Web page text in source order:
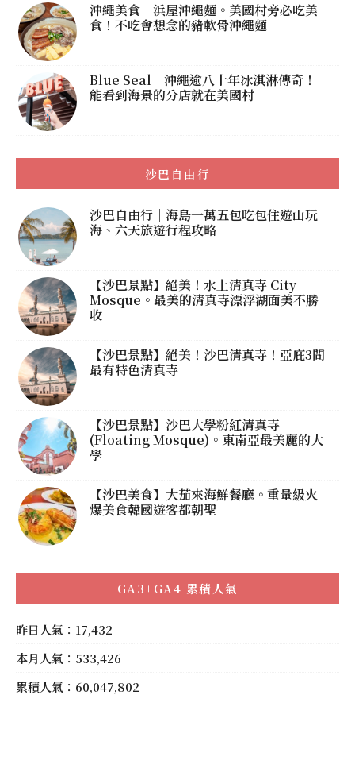
沖繩美食｜浜屋沖繩麵。美國村旁必吃美
食！不吃會想念的豬軟骨沖繩麵
Blue Seal｜沖繩逾八十年冰淇淋傳奇！
能看到海景的分店就在美國村
沙巴自由行
沙巴自由行｜海島一萬五包吃包住遊山玩
海、六天旅遊行程攻略
【沙巴景點】絕美！水上清真寺 City
Mosque。最美的清真寺漂浮湖面美不勝
收
【沙巴景點】絕美！沙巴清真寺！亞庇3間
最有特色清真寺
【沙巴景點】沙巴大學粉紅清真寺
(Floating Mosque)。東南亞最美麗的大
學
【沙巴美食】大茄來海鮮餐廳。重量級火
爆美食韓國遊客都朝聖
GA3+GA4 累積人氣
昨日人氣：17,432
本月人氣：533,426
累積人氣：60,047,802